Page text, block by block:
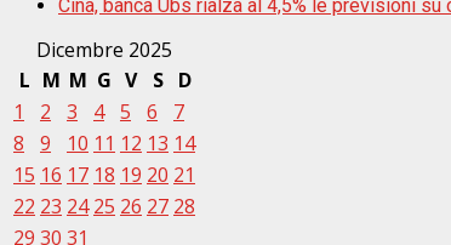
Cina, banca Ubs rialza al 4,5% le previsioni
Dicembre 2025
L M M G V S
D
1
2 3 4 5 6
7
8
9 10 11 12 13 14
15 16 17 18 19 20 21
22 23 24 25 26 27 28
29 30 31